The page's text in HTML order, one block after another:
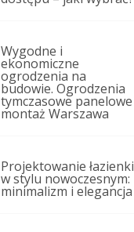
Wygodne i
ekonomiczne
ogrodzenia na
budowie. Ogrodzenia
tymczasowe panelowe
montaż Warszawa
Projektowanie łazienki
w stylu nowoczesnym:
minimalizm i elegancja